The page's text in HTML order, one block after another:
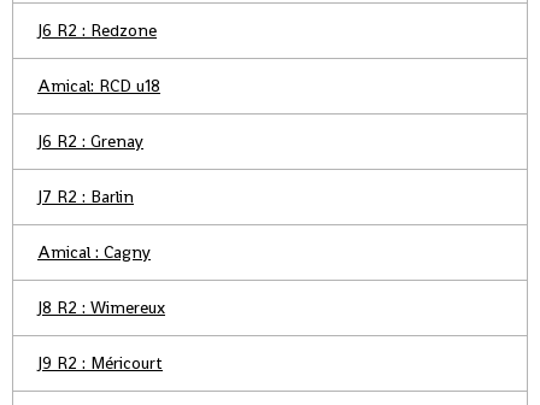
J6 R2 : Redzone
Amical: RCD u18
J6 R2 : Grenay
J7 R2 : Barlin
Amical : Cagny
J8 R2 : Wimereux
J9 R2 : Méricourt